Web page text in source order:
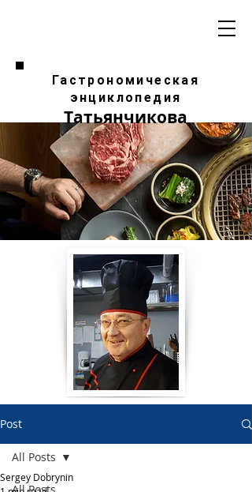
Гастрономическая
энциклопедия
Татьянчикова
Post
All Posts
Sergey Dobrynin